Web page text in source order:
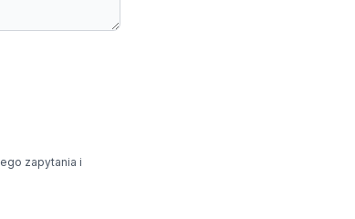
zapytania i